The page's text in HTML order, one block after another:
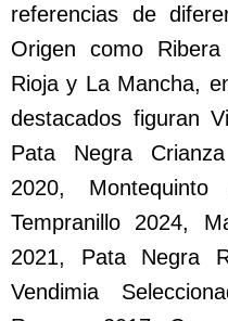
referencias de
Origen como
Rioja y La Mancha,
destacados figuran
Pata Negra
2020,
Tempranillo 2024,
2021, Pata Negra
Vendimia